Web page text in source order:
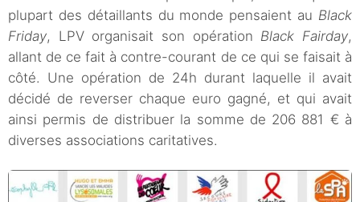
plupart des détaillants du monde pensaient au Black
Friday, LPV organisait son opération Black Fairday,
allant de ce fait à contre-courant de ce qui se faisait à
côté. Une opération de 24h durant laquelle il avait
décidé de reverser chaque euro gagné, et qui avait
ainsi permis de distribuer la somme de 206 881 € à
diverses associations caritatives.